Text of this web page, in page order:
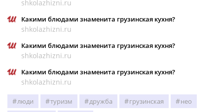
shkolazhizni.ru
Какими блюдами знаменита грузинская кухня?
shkolazhizni.ru
Какими блюдами знаменита грузинская кухня?
shkolazhizni.ru
Какими блюдами знаменита грузинская кухня?
shkolazhizni.ru
люди туризм дружба грузинская
нео